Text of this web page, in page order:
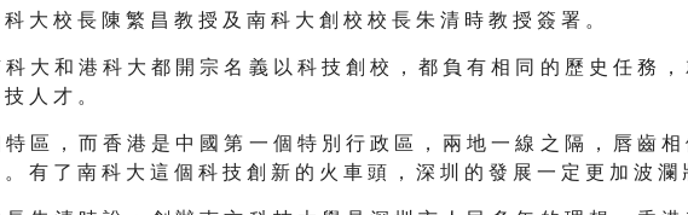
大 校 長 陳 繁 昌 教 授 及 南 科 大 創 校 校 長 朱 清 時 教 授 簽 署 。
大 和 港 科 大 都 開 宗 名 義 以 科 技 創 校 ， 都 負 有 相 同 的 歷 史 任 務
人 才 。
特 區 ， 而 香 港 是 中 國 第 一 個 特 別 行 政 區 ， 兩 地 一 線 之 隔 ， 唇 齒
有 了 南 科 大 這 個 科 技 創 新 的 火 車 頭 ， 深 圳 的 發 展 一 定 更 加 波 瀾